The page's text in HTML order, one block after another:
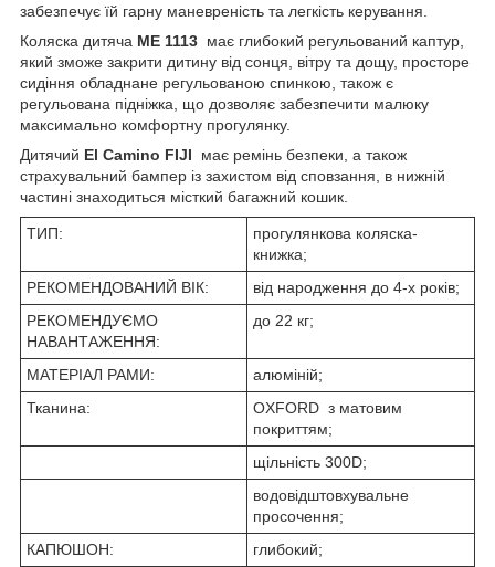
забезпечує їй гарну маневреність та легкість керування.
Коляска дитяча ME 1113 має глибокий регульований каптур,
який зможе закрити дитину від сонця, вітру та дощу, просторе
сидіння обладнане регульованою спинкою, також є
регульована підніжка, що дозволяє забезпечити малюку
максимально комфортну прогулянку.
Дитячий El Camino FIJI має ремінь безпеки, а також
страхувальний бампер із захистом від сповзання, в нижній
частині знаходиться місткий багажний кошик.
ТИП:
прогулянкова коляска-
книжка;
РЕКОМЕНДОВАНИЙ ВІК:
від народження до 4-х років;
РЕКОМЕНДУЄМО
НАВАНТАЖЕННЯ:
до 22 кг;
МАТЕРІАЛ РАМИ:
алюміній;
Тканина:
OXFORD з матовим
покриттям;
щільність 300D;
водовідштовхувальне
просочення;
КАПЮШОН:
глибокий;